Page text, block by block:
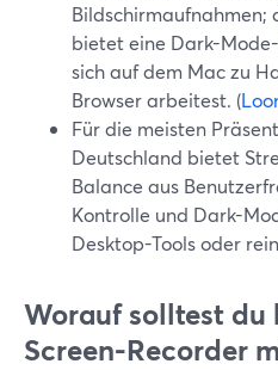
Bildschirmaufnahmen;
bietet eine Dark-
sich auf dem Mac zu
Browser arbeitest. (
Für die meisten
Deutschland bietet
Balance aus
Kontrolle und Dark-
Desktop-Tools oder
Worauf solltest du
Screen-Recorder